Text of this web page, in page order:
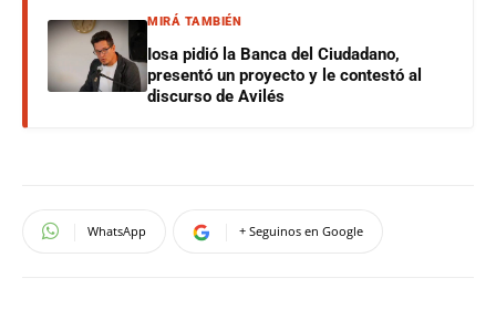
MIRÁ TAMBIÉN
Iosa pidió la Banca del Ciudadano,
presentó un proyecto y le contestó al
discurso de Avilés
WhatsApp + Seguinos en Google